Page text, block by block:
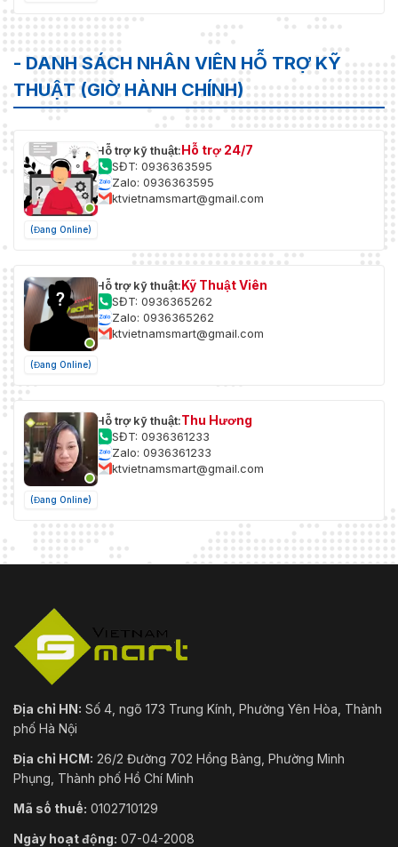
- DANH SÁCH NHÂN VIÊN HỖ TRỢ KỸ
THUẬT (GIỜ HÀNH CHÍNH)
(Đang Online)
Hỗ trợ kỹ thuật:Hỗ trợ 24/7
SĐT: 0936363595
Zalo: 0936363595
ktvietnamsmart@gmail.com
(Đang Online)
Hỗ trợ kỹ thuật:Kỹ Thuật Viên
SĐT: 0936365262
Zalo: 0936365262
ktvietnamsmart@gmail.com
(Đang Online)
Hỗ trợ kỹ thuật:Thu Hương
SĐT: 0936361233
Zalo: 0936361233
ktvietnamsmart@gmail.com
Địa chỉ HN: Số 4, ngõ 173 Trung Kính, Phường Yên Hòa, Thành
phố Hà Nội
Địa chỉ HCM: 26/2 Đường 702 Hồng Bàng, Phường Minh
Phụng, Thành phố Hồ Chí Minh
Mã số thuế: 0102710129
Ngày hoạt động: 07-04-2008